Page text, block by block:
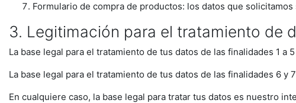
Formulario de compra de productos: los datos que
3. Legitimación para el tratamiento de
La base legal para el tratamiento de tus datos de las finalidades 1 a
La base legal para el tratamiento de tus datos de las finalidades 6
En cualquiere caso, la base legal para tratar tus datos es nuestro